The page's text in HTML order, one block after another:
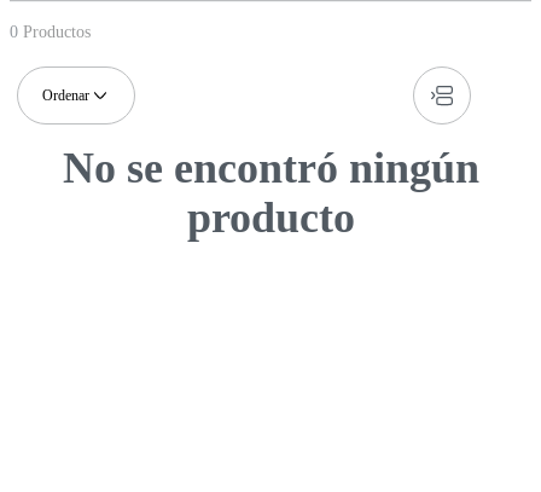
0 Productos
No se encontró ningún
producto